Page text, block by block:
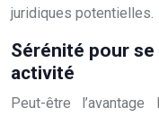
juridiques potentielles.
Sérénité pour
activité
Peut-être